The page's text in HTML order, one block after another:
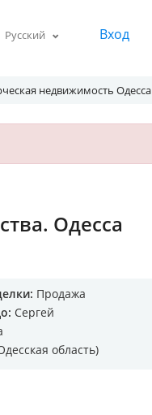
Русский Вход
недвижимость Одесса
Одесса
Продажа
Сергей
область)